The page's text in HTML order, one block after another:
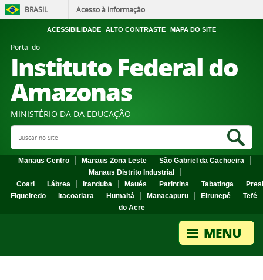
BRASIL Acesso à informação
ACESSIBILIDADE ALTO CONTRASTE MAPA DO SITE
Portal do
Instituto Federal do
Amazonas
MINISTÉRIO DA DA EDUCAÇÃO
Search Site
Manaus Centro Manaus Zona Leste
São Gabriel da Cachoeira
Manaus Distrito Industrial
Coari
Lábrea Iranduba Maués Parintins Tabatinga
Figueiredo
Itacoatiara Humaitá Manacapuru Eirunepé
Tefé
do Acre